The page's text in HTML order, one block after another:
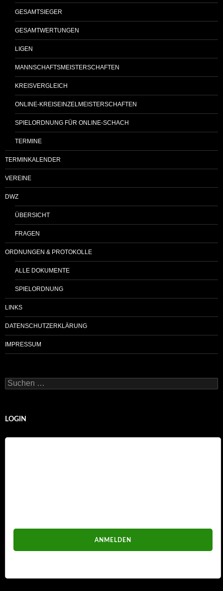
GESAMTSIEGER
GESAMTWERTUNGEN
LIGEN
MANNSCHAFTSMEISTERSCHAFTEN
KREISVERGLEICH
ONLINE-KREISEINZELMEISTERSCHAFTEN
SPIELORDNUNG FÜR ONLINE-SCHACH
TERMINE
TERMINKALENDER
VEREINE
DWZ
ÜBERSICHT
FRAGEN
ORDNUNGEN & PROTOKOLLE
ALLE DOKUMENTE
SPIELORDNUNG
LINKS
DATENSCHUTZERKLÄRUNG
IMPRESSUM
Suchen
nach:
LOGIN